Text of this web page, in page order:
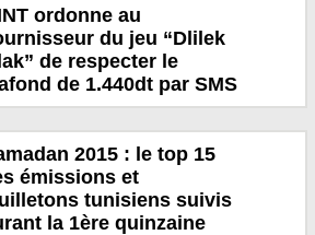
ordonne au
du jeu “Dlilek
de respecter le
de 1.440dt par SMS
2015 : le top 15
émissions et
tunisiens suivis
la 1ère quinzaine